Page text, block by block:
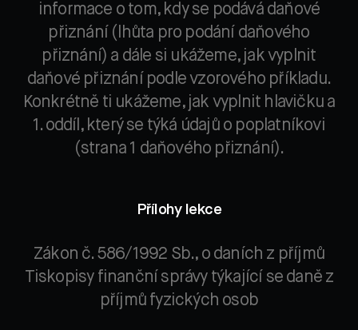
informace o tom, kdy se podává daňové
přiznání (lhůta pro podání daňového
přiznání) a dále si ukážeme, jak vyplnit
daňové přiznání podle vzorového příkladu.
Konkrétně ti ukážeme, jak vyplnit hlavičku a
1. oddíl, který se týká údajů o poplatníkovi
(strana 1 daňového přiznání).
Přílohy lekce
Zákon č. 586/1992 Sb., o daních z příjmů
Tiskopisy finanční správy týkající se daně z
příjmů fyzických osob